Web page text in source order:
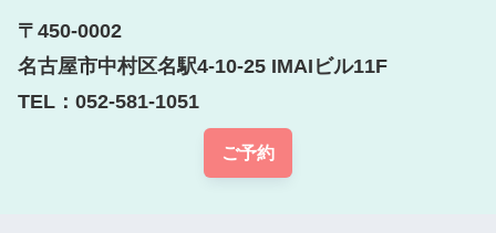
〒450-0002
名古屋市中村区名駅4-10-25 IMAIビル11F
TEL：052-581-1051
ご予約